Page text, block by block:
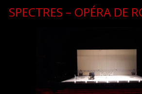
SPECTRES – OPÉRA DE